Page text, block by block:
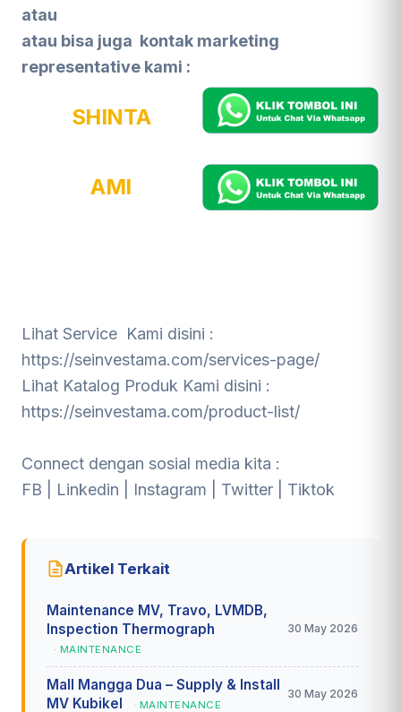
atau
atau bisa juga kontak marketing
representative kami :
SHINTA
AMI
Lihat Service Kami disini :
https://seinvestama.com/services-page/
Lihat Katalog Produk Kami disini :
https://seinvestama.com/product-list/
Connect dengan sosial media kita :
FB
Linkedin Instagram Twitter Tiktok
Artikel Terkait
Maintenance MV, Travo, LVMDB,
Inspection Thermograph
· MAINTENANCE
30 May 2026
Mall Mangga Dua – Supply & Install
MV Kubikel
· MAINTENANCE
30 May 2026